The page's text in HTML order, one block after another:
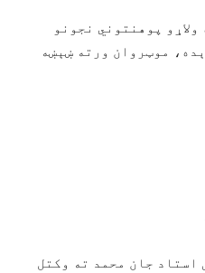
پوهنتوني نجونو
موټروان ورته ښېښه
استاد جان محمد ته وکتل